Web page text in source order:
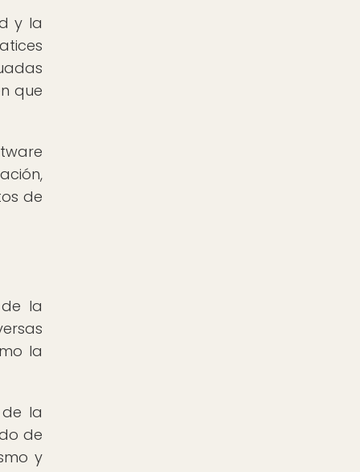
y la
que
de
la
la
la
de
y